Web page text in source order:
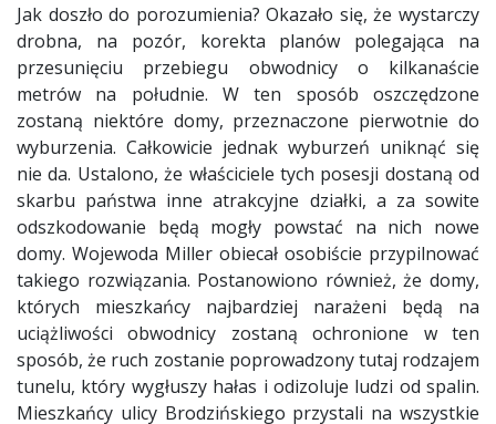
Jak doszło do porozumienia? Okazało się, że wystarczy
drobna, na pozór, korekta planów polegająca na
przesunięciu przebiegu obwodnicy o kilkanaście
metrów na południe. W ten sposób oszczędzone
zostaną niektóre domy, przeznaczone pierwotnie do
wyburzenia. Całkowicie jednak wyburzeń uniknąć się
nie da. Ustalono, że właściciele tych posesji dostaną od
skarbu państwa inne atrakcyjne działki, a za sowite
odszkodowanie będą mogły powstać na nich nowe
domy. Wojewoda Miller obiecał osobiście przypilnować
takiego rozwiązania. Postanowiono również, że domy,
których mieszkańcy najbardziej narażeni będą na
uciążliwości obwodnicy zostaną ochronione w ten
sposób, że ruch zostanie poprowadzony tutaj rodzajem
tunelu, który wygłuszy hałas i odizoluje ludzi od spalin.
Mieszkańcy ulicy Brodzińskiego przystali na wszystkie